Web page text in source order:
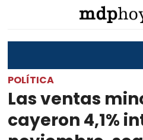
POLÍTICA
Las ventas
cayeron 4,1%